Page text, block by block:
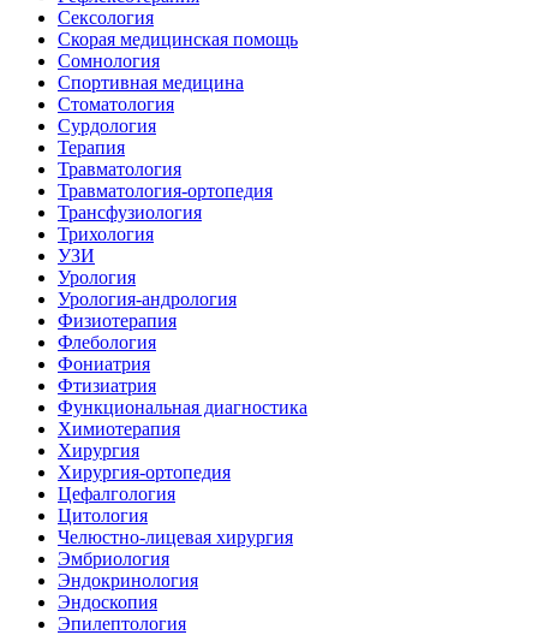
Сексология
Скорая медицинская помощь
Сомнология
Спортивная медицина
Стоматология
Сурдология
Терапия
Травматология
Травматология-ортопедия
Трансфузиология
Трихология
УЗИ
Урология
Урология-андрология
Физиотерапия
Флебология
Фониатрия
Фтизиатрия
Функциональная диагностика
Химиотерапия
Хирургия
Хирургия-ортопедия
Цефалгология
Цитология
Челюстно-лицевая хирургия
Эмбриология
Эндокринология
Эндоскопия
Эпилептология